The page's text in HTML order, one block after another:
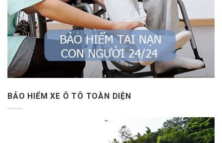
BẢO HIỂM XE Ô TÔ TOÀN DIỆN